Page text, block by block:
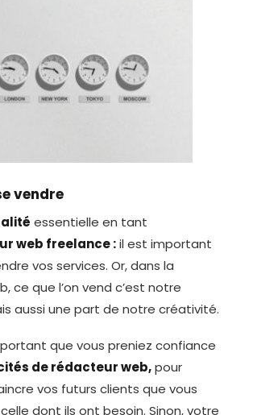
vendre
essentielle en tant
web freelance :il est important
vos services. Or, dans la
ce que l’on vend c’est notre
aussi une part de notre créativité.
que vous preniez confiance
de rédacteur web,pour
vos futurs clients que vous
dont ils ont besoin. Sinon, votre